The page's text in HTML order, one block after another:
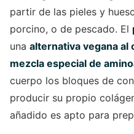
partir de las pieles y
porcino, o de pescado. El
una alternativa vegana al
mezcla especial de
cuerpo los bloques de
producir su propio
añadido es apto para